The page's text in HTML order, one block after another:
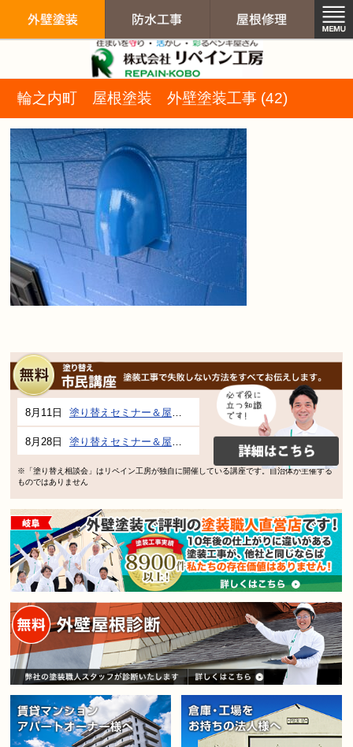
輪之内町 屋根塗装 外壁塗装工事 (42)
8月11日 塗り替えセミナー＆屋根、外壁の塗り替え市民講座 inぎふメディアコスモス
8月28日 塗り替えセミナー＆屋根、外壁の塗り替え市民講座 inぎふメディアコスモス
※「塗り替え相談会」はリペイン工房が独自に開催している講座です。自治体が主催する
ものではありません